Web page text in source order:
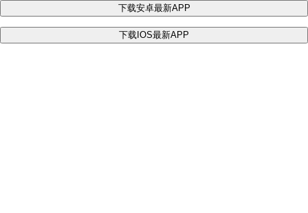
下载安卓最新APP
下载IOS最新APP